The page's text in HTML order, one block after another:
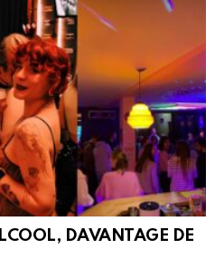
DAVANTAGE DE